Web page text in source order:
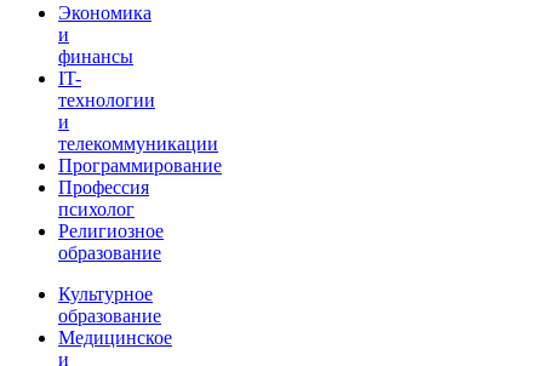
Экономика
и
финансы
IT-
технологии
и
телекоммуникации
Программирование
Профессия
психолог
Религиозное
образование
Культурное
образование
Медицинское
и